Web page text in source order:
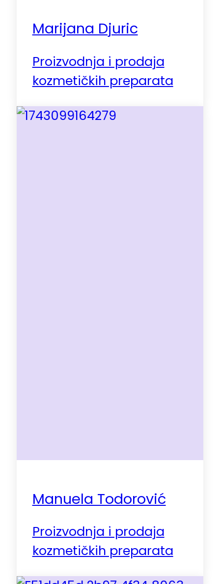
Marijana Djuric
Proizvodnja i prodaja
kozmetičkih preparata
Manuela Todorović
Proizvodnja i prodaja
kozmetičkih preparata